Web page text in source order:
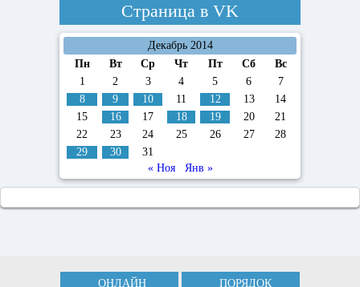
Страница в VK
Декабрь 2014
Пн
Вт Ср Чт Пт Сб
Вс
1
2 3 4 5 6
7
8
9 10 11 12 13
14
15
16 17 18 19 20
21
22
23 24 25 26 27
28
29
30
31
« Ноя
Янв »
ОНЛАЙН ПОРЯДОК